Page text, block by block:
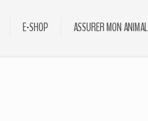
E-SHOP ASSURER MON ANIMAL